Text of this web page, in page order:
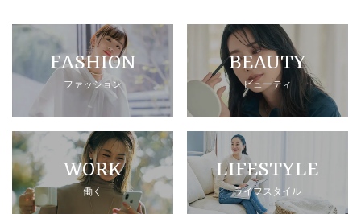
FASHION
ファッション
BEAUTY
ビューティ
WORK
働く
LIFESTYLE
ライフスタイル